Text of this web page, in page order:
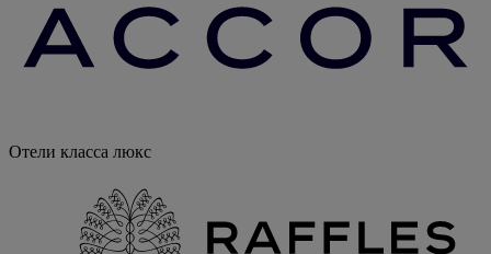
Отели класса люкс